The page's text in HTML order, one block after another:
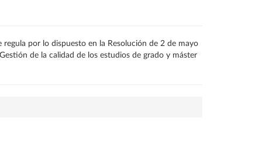
por lo dispuesto en la Resolución de 2 de mayo
de la calidad de los estudios de grado y máster